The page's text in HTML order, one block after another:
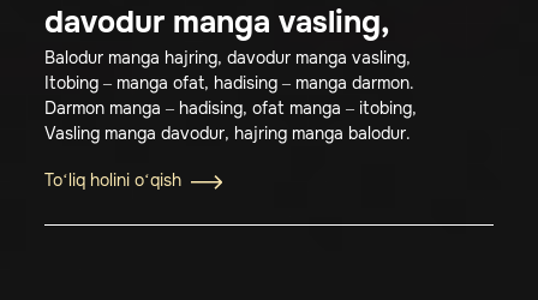
davodur manga vasling,
Balodur manga hajring, davodur manga vasling,
Itobing – manga ofat, hadising – manga darmon.
Darmon manga – hadising, ofat manga – itobing,
Vasling manga davodur, hajring manga balodur.
To‘liq holini o‘qish